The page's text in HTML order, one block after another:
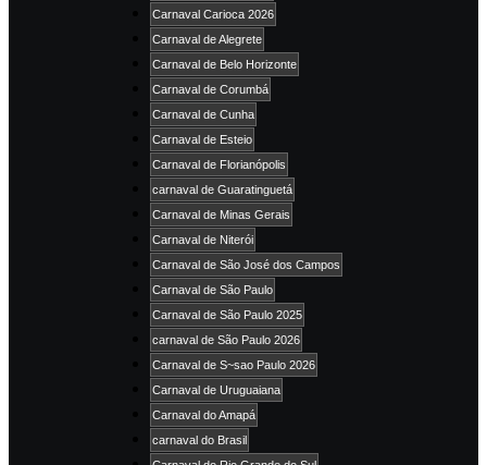
Carnaval Carioca 2026
Carnaval de Alegrete
Carnaval de Belo Horizonte
Carnaval de Corumbá
Carnaval de Cunha
Carnaval de Esteio
Carnaval de Florianópolis
carnaval de Guaratinguetá
Carnaval de Minas Gerais
Carnaval de Niterói
Carnaval de São José dos Campos
Carnaval de São Paulo
Carnaval de São Paulo 2025
carnaval de São Paulo 2026
Carnaval de S~sao Paulo 2026
Carnaval de Uruguaiana
Carnaval do Amapá
carnaval do Brasil